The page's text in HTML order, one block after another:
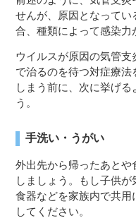
せんが、原因となって
合、種類によって感染力
ウイルスが原因の気管
で治るのを待つ対症療
しまう前に、次に挙げ
う。
手洗い・うがい
外出先から帰ったあと
しましょう。もし子供
食器などを家族内で共用
してください。